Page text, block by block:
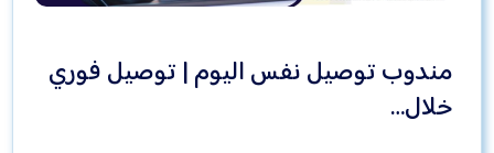
مندوب توصيل نفس اليوم | توصيل فوري
خلال…